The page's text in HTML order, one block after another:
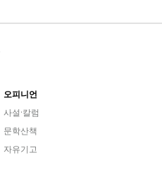
오피니언
사설·칼럼
문학산책
자유기고